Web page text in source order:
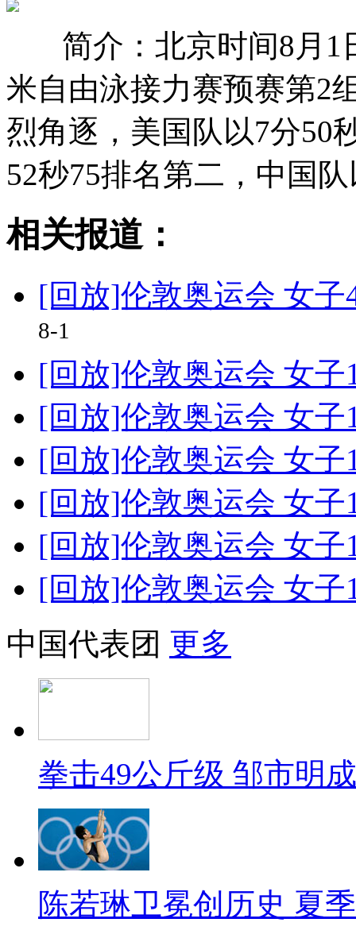
简介：北京时间8月1
米自由泳接力赛预赛第2
烈角逐，美国队以7分50
52秒75排名第二，中国
相关报道：
[回放]伦敦奥运会 女
8-1
[回放]伦敦奥运会 女
[回放]伦敦奥运会 女
[回放]伦敦奥运会 女
[回放]伦敦奥运会 女子
[回放]伦敦奥运会 女
[回放]伦敦奥运会 女
中国代表团 更多
拳击49公斤级 邹市明
陈若琳卫冕创历史 夏